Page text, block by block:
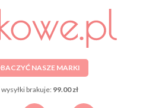
NASZE MARKI
brakuje:99.00 zł